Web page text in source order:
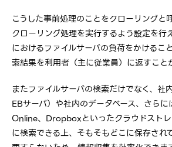
こうした事前処理のことをクローリングと
クローリング処理を実行するよう設定を行
におけるファイルサーバの負荷をかけるこ
索結果を利用者（主に従業員）に返すこと
またファイルサーバの検索だけでなく、社
EBサーバ）や社内のデータベース、さら
Online、Dropboxといったクラウドスト
に検索できる上、そもそもどこに保存され